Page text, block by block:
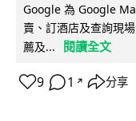
Google 為 Google
賣、訂酒店及查詢現
薦及...
閱讀全文
9 1 ↗ 分享